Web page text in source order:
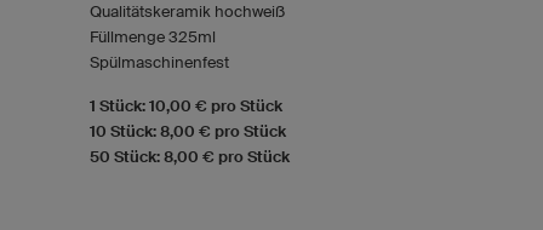
Qualitätskeramik hochweiß
Füllmenge 325ml
Spülmaschinenfest
1 Stück: 10,00 € pro Stück
10 Stück: 8,00 € pro Stück
50 Stück: 8,00 € pro Stück